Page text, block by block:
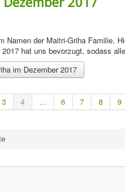
Namen der Maitri-Griha Familie.
hat uns bevorzugt, sodass
im Dezember 2017
3 4 ... 6 7 8 9